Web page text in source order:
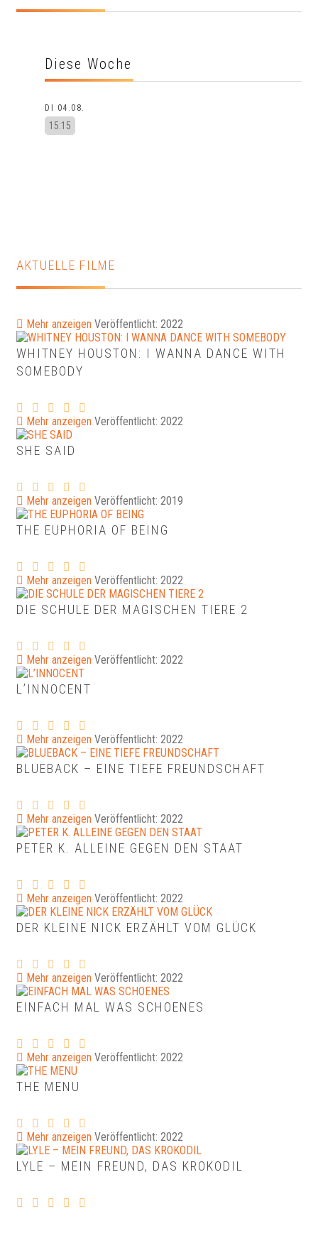
Diese Woche
DI 04.08.
15:15
AKTUELLE FILME
Mehr anzeigen Veröffentlicht: 2022
WHITNEY HOUSTON: I WANNA DANCE WITH
SOMEBODY
Mehr anzeigen Veröffentlicht: 2022
SHE SAID
Mehr anzeigen Veröffentlicht: 2019
THE EUPHORIA OF BEING
Mehr anzeigen Veröffentlicht: 2022
DIE SCHULE DER MAGISCHEN TIERE 2
Mehr anzeigen Veröffentlicht: 2022
L’INNOCENT
Mehr anzeigen Veröffentlicht: 2022
BLUEBACK – EINE TIEFE FREUNDSCHAFT
Mehr anzeigen Veröffentlicht: 2022
PETER K. ALLEINE GEGEN DEN STAAT
Mehr anzeigen Veröffentlicht: 2022
DER KLEINE NICK ERZÄHLT VOM GLÜCK
Mehr anzeigen Veröffentlicht: 2022
EINFACH MAL WAS SCHOENES
Mehr anzeigen Veröffentlicht: 2022
THE MENU
Mehr anzeigen Veröffentlicht: 2022
LYLE – MEIN FREUND, DAS KROKODIL